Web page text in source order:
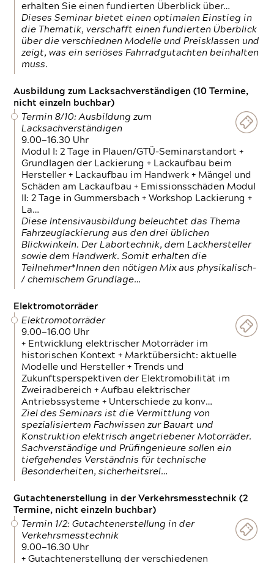
erhalten Sie einen fundierten Überblick über…
Dieses Seminar bietet einen optimalen Einstieg in
die Thematik, verschafft einen fundierten Überblick
über die verschiednen Modelle und Preisklassen und
zeigt, was ein seriöses Fahrradgutachten beinhalten
muss.
Ausbildung zum Lacksachverständigen (10 Termine,
nicht einzeln buchbar)
Termin 8/10: Ausbildung zum
Lacksachverständigen
9.00—16.30 Uhr
Modul I: 2 Tage in Plauen/GTÜ-Seminarstandort +
Grundlagen der Lackierung + Lackaufbau beim
Hersteller + Lackaufbau im Handwerk + Mängel und
Schäden am Lackaufbau + Emissionsschäden Modul
II: 2 Tage in Gummersbach + Workshop Lackierung +
La…
Diese Intensivausbildung beleuchtet das Thema
Fahrzeuglackierung aus den drei üblichen
Blickwinkeln. Der Labortechnik, dem Lackhersteller
sowie dem Handwerk. Somit erhalten die
Teilnehmer*Innen den nötigen Mix aus physikalisch-
/ chemischem Grundlage…
Elektromotorräder
Elektromotorräder
9.00—16.00 Uhr
+ Entwicklung elektrischer Motorräder im
historischen Kontext + Marktübersicht: aktuelle
Modelle und Hersteller + Trends und
Zukunftsperspektiven der Elektromobilität im
Zweiradbereich + Aufbau elektrischer
Antriebssysteme + Unterschiede zu konv…
Ziel des Seminars ist die Vermittlung von
spezialisiertem Fachwissen zur Bauart und
Konstruktion elektrisch angetriebener Motorräder.
Sachverständige und Prüfingenieure sollen ein
tiefgehendes Verständnis für technische
Besonderheiten, sicherheitsrel…
Gutachtenerstellung in der Verkehrsmesstechnik (2
Termine, nicht einzeln buchbar)
Termin 1/2: Gutachtenerstellung in der
Verkehrsmesstechnik
9.00—16.30 Uhr
+ Gutachtenerstellung der verschiedenen